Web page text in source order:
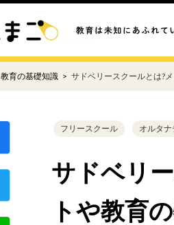
教育の基礎知識 サドベリースクールとは?
フリースクール オルタ
サドベリ
トや教育